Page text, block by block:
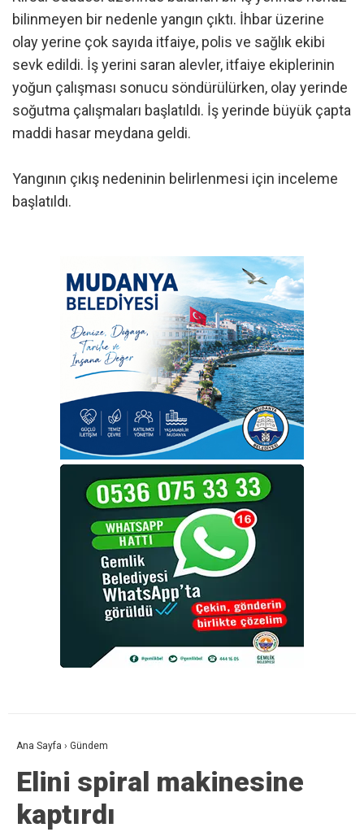
bilinmeyen bir nedenle yangın çıktı. İhbar üzerine
olay yerine çok sayıda itfaiye, polis ve sağlık ekibi
sevk edildi. İş yerini saran alevler, itfaiye ekiplerinin
yoğun çalışması sonucu söndürülürken, olay yerinde
soğutma çalışmaları başlatıldı. İş yerinde büyük çapta
maddi hasar meydana geldi.
Yangının çıkış nedeninin belirlenmesi için inceleme
başlatıldı.
Ana Sayfa › Gündem
Elini spiral makinesine
kaptırdı